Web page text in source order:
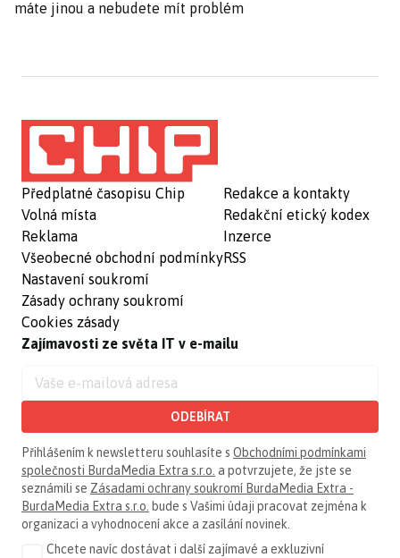
máte jinou a nebudete mít problém
Předplatné časopisu Chip
Volná místa
Reklama
Všeobecné obchodní podmínky
Nastavení soukromí
Zásady ochrany soukromí
Cookies zásady
Redakce a kontakty
Redakční etický kodex
Inzerce
RSS
Zajímavosti ze světa IT v e-mailu
ODEBÍRAT
Přihlášením k newsletteru souhlasíte s Obchodními podmínkami
společnosti BurdaMedia Extra s.r.o. a potvrzujete, že jste se
seznámili se Zásadami ochrany soukromí BurdaMedia Extra -
BurdaMedia Extra s.r.o. bude s Vašimi údaji pracovat zejména k
organizaci a vyhodnocení akce a zasílání novinek.
Chcete navíc dostávat i další zajímavé a exkluzivní